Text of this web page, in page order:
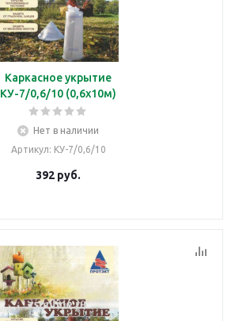
Каркасное укрытие
КУ-7/0,6/10 (0,6х10м)
Нет в наличии
Артикул: КУ-7/0,6/10
392 руб.